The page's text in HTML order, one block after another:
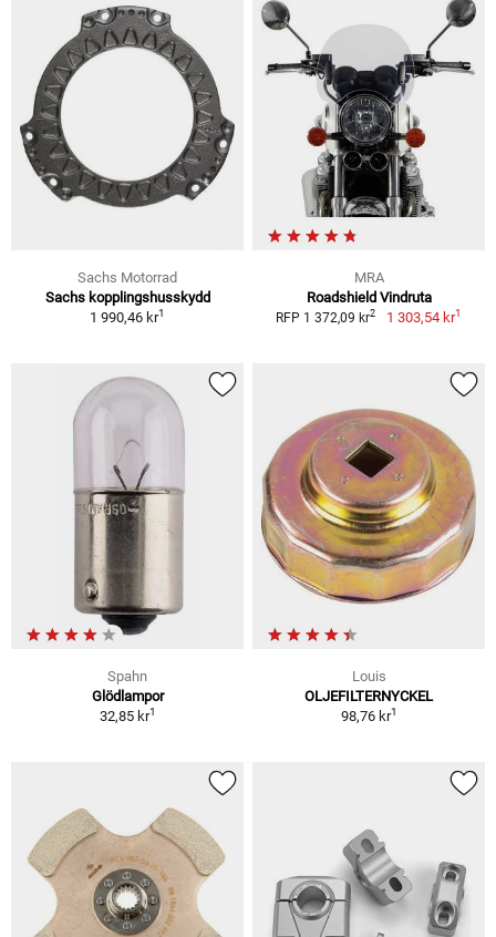
Sachs Motorrad
Sachs kopplingshusskydd
1 990,46 kr1
MRA
Roadshield Vindruta
RFP 1 372,09 kr2 1 303,54 kr1
Spahn
Glödlampor
32,85 kr1
Louis
OLJEFILTERNYCKEL
98,76 kr1